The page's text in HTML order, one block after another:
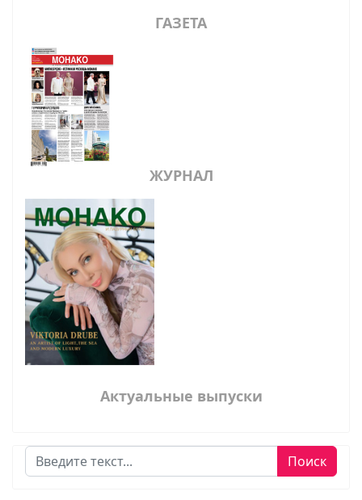
ГАЗЕТА
ЖУРНАЛ
Актуальные выпуски
Поиск Поиск